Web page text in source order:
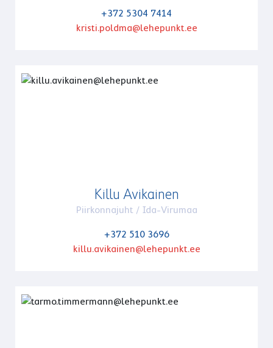
+372 5304 7414
kristi.poldma@lehepunkt.ee
Killu Avikainen
Piirkonnajuht / Ida-Virumaa
+372 510 3696
killu.avikainen@lehepunkt.ee